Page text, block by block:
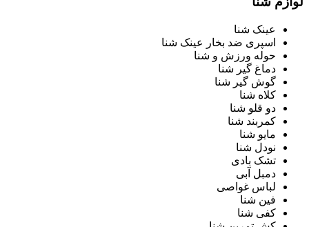
عینک شنا
اسپری ضد بخار عینک شنا
حوله ورزش و شنا
دماغ گیر شنا
گوش گیر شنا
کلاه شنا
دو قلو شنا
کمربند شنا
مایو شنا
نودل شنا
تشک بادی
دمبل آبی
لباس غواصی
فین شنا
کفی شنا